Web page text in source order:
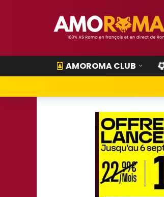
AMOROMA CLUB